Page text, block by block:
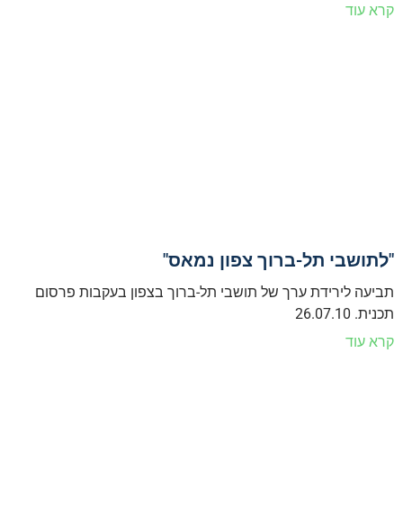
קרא עוד
"לתושבי תל-ברוך צפון נמאס"
תביעה לירידת ערך של תושבי תל-ברוך בצפון בעקבות פרסום
תכנית. 26.07.10
קרא עוד